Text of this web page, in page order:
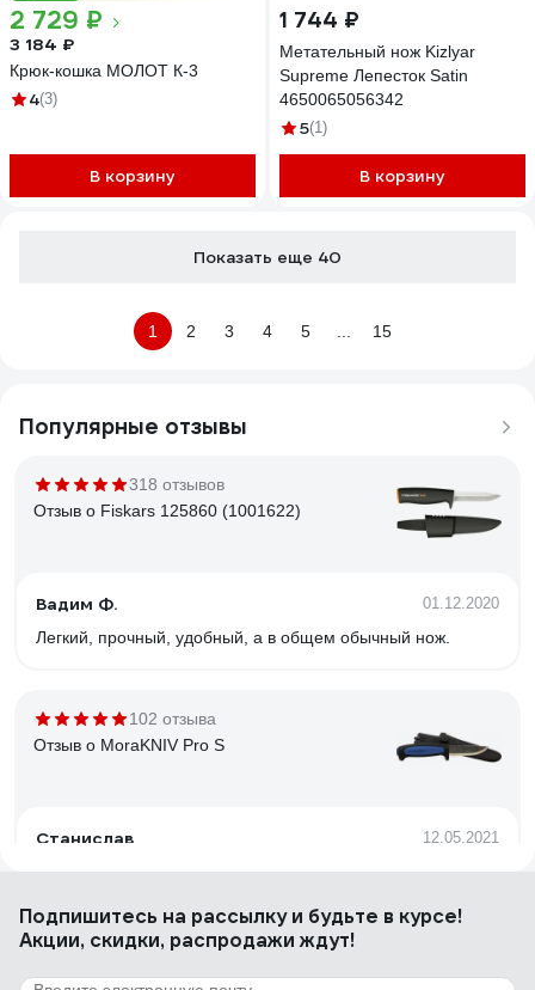
2 729 ₽
3 184 ₽
Крюк-кошка МОЛОТ К-3
4(3)
В корзину
1 744 ₽
Метательный нож Kizlyar
Supreme Лепесток Satin
4650065056342
5(1)
В корзину
Показать еще 40
1 2 3 4 5 15
Популярные отзывы
318 отзывов
Отзыв о Fiskars 125860 (1001622)
Вадим Ф. 01.12.2020
Легкий, прочный, удобный, а в общем обычный нож.
102 отзыва
Отзыв о MoraKNIV Pro S
Станислав 12.05.2021
Цена. Качество. Заточка отличная. Отличные ножны.
93 отзыва
Отзыв о MoraKNIV COMPANION F
Подпишитесь на рассылкуи будьте в курсе!
Акции, скидки, распродажи ждут!